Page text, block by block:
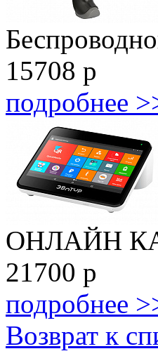
15708 р
подробнее
ОНЛАЙН
21700 р
подробнее
Возврат к